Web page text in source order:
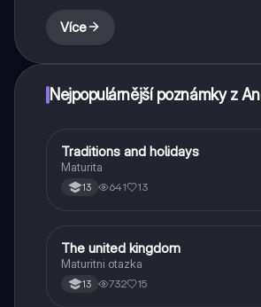
Více
Nejpopulárnější poznámky z
Angličtina
Traditions and holidays
Maturita
13 641 13
Angličtina
The united kingdom
Maturitni otazka
13 732 15